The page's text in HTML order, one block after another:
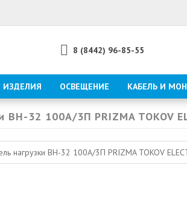
8 (8442) 96-85-55
ИЗДЕЛИЯ ОСВЕЩЕНИЕ КАБЕЛЬ И
ВН-32 100А/3П PRIZMA TOKOV